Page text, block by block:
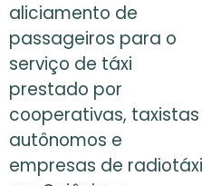
aliciamento de
passageiros para o
serviço de táxi
prestado por
cooperativas, taxistas
autônomos e
empresas de radiotáxi